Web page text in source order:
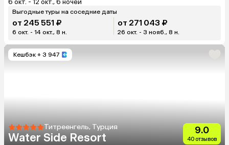
6 окт. - 12 окт., 6 ночей
Выгодные туры на соседние даты
от 245 551 ₽
6 окт. - 14 окт., 8 н.
от 271 043 ₽
26 окт. - 3 нояб., 8 н.
Кешбэк + 3 947
Титреенгель, Турция
Water Side Resort
9.0
40 отзывов